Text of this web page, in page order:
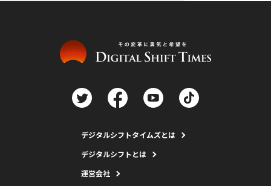
デジタルシフトタイムズとは
デジタルシフトとは
運営会社